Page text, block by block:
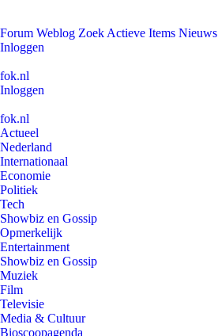
Forum Weblog Zoek Actieve Items Nieuws
Inloggen
fok.nl
Inloggen
fok.nl
Actueel
Nederland
Internationaal
Economie
Politiek
Tech
Showbiz en Gossip
Opmerkelijk
Entertainment
Showbiz en Gossip
Muziek
Film
Televisie
Media & Cultuur
Bioscoopagenda